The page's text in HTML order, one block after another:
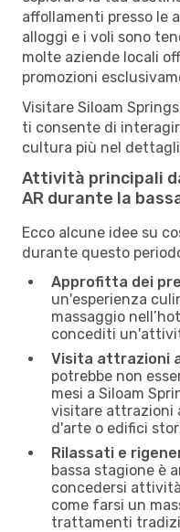
affollamenti presso le
alloggi e i voli sono
molte aziende locali
promozioni
Visitare Siloam
ti consente di
cultura più nel
Attività principali
AR durante la
Ecco alcune idee su
durante questo
Approfitta dei
un'esperienza
massaggio
concediti
Visita attrazioni
potrebbe non
mesi a Siloam
visitare attrazioni
d'arte o edifici
Rilassati e
bassa stagione è
concedersi
come farsi un
trattamenti